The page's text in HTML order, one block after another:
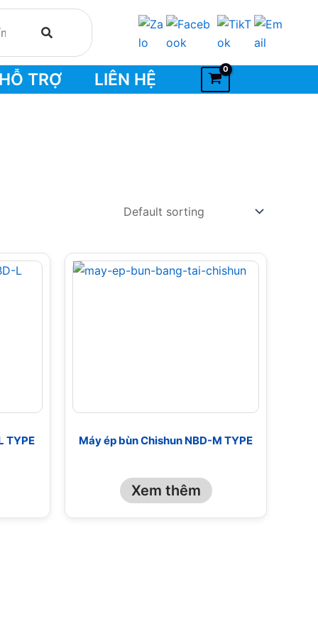
HỖ TRỢ LIÊN HỆ
TYPE Máy ép bùn Chishun NBD-M TYPE
Xem thêm